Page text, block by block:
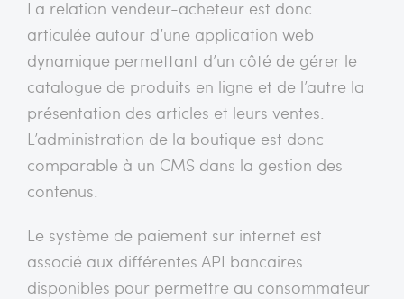
La relation vendeur-acheteur est donc
articulée autour d’une application web
dynamique permettant d’un côté de gérer le
catalogue de produits en ligne et de l’autre la
présentation des articles et leurs ventes.
L’administration de la boutique est donc
comparable à un CMS dans la gestion des
contenus.
Le système de paiement sur internet est
associé aux différentes API bancaires
disponibles pour permettre au consommateur